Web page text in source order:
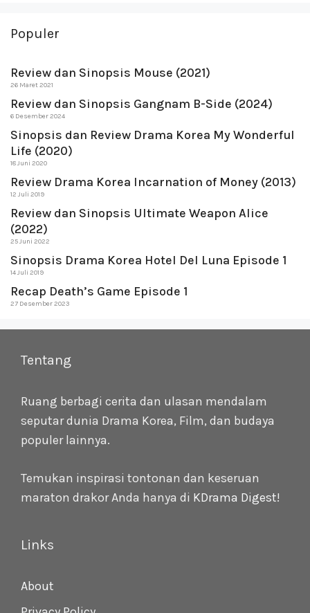
Populer
Review dan Sinopsis Mouse (2021)
26 Maret 2021
Review dan Sinopsis Gangnam B-Side (2024)
6 Desember 2024
Sinopsis dan Review Drama Korea My Wonderful
Life (2020)
18 Juni 2020
Review Drama Korea Incarnation of Money (2013)
12 Juli 2019
Review dan Sinopsis Ultimate Weapon Alice
(2022)
25 Juni 2022
Sinopsis Drama Korea Hotel Del Luna Episode 1
14 Juli 2019
Recap Death’s Game Episode 1
27 Desember 2023
Tentang
Ruang berbagi cerita dan ulasan mendalam
seputar dunia Drama Korea, Film, dan budaya
populer lainnya.
Temukan inspirasi tontonan dan keseruan
maraton drakor Anda hanya di KDrama Digest!
Links
About